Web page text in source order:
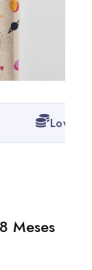
Lowest
Meses